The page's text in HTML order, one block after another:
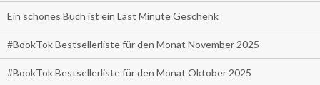
Ein schönes Buch ist ein Last Minute Geschenk
#BookTok Bestsellerliste für den Monat November 2025
#BookTok Bestsellerliste für den Monat Oktober 2025